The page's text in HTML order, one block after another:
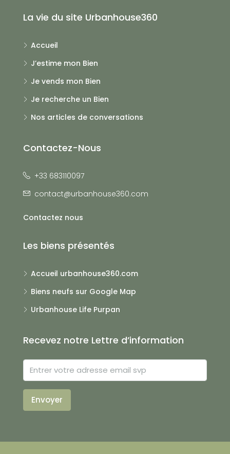
La vie du site Urbanhouse360
Accueil
J’estime mon Bien
Je vends mon Bien
Je recherche un Bien
Nos articles de conversations
Contactez-Nous
+33 683110097
contact@urbanhouse360.com
Contactez nous
Les biens présentés
Accueil urbanhouse360.com
Biens neufs sur Google Map
Urbanhouse Life Purpan
Recevez notre Lettre d’information
Envoyer